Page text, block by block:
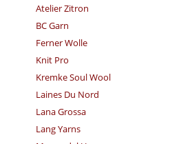
Atelier Zitron
BC Garn
Ferner Wolle
Knit Pro
Kremke Soul Wool
Laines Du Nord
Lana Grossa
Lang Yarns